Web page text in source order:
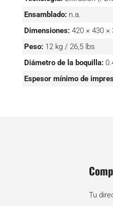
Ensamblado: n.a.
Dimensiones: 420 × 430 ×
Peso: 12 kg / 26,5 lbs
Diámetro de la boquilla:
Espesor mínimo de
Tu